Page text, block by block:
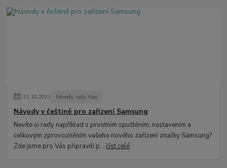
21.10.2023 Návody, rady, tipy
Návody v češtině pro zařízení Samsung
Nevíte si rady například s prvotním spuštěním, nastavením a
celkovým zprovozněním vašeho nového zařízení značky Samsung?
Zde jsme pro Vás připravili p...číst celé